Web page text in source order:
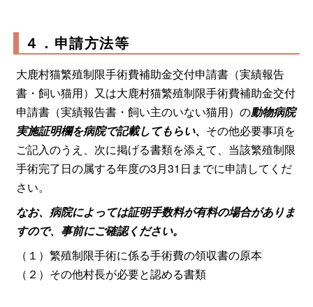
４．申請方法等
大鹿村猫繁殖制限手術費補助金交付申請書（実績報告
書・飼い猫用）又は大鹿村猫繁殖制限手術費補助金交付
申請書（実績報告書・飼い主のいない猫用）の動物病院
実施証明欄を病院で記載してもらい、 その他必要事項を
ご記入のうえ、次に掲げる書類を添えて、当該繁殖制限
手術完了日の属する年度の3月31日までに申請してくだ
さい。
なお、病院によっては証明手数料が有料の場合がありま
すので、事前にご確認ください。
（１）繁殖制限手術に係る手術費の領収書の原本
（２）その他村長が必要と認める書類